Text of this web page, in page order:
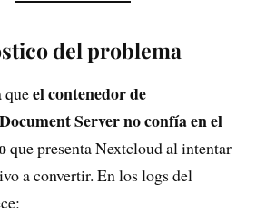
del problema
queel contenedor de
Server no confía en el
que presenta Nextcloud al intentar
a convertir. En los logs del